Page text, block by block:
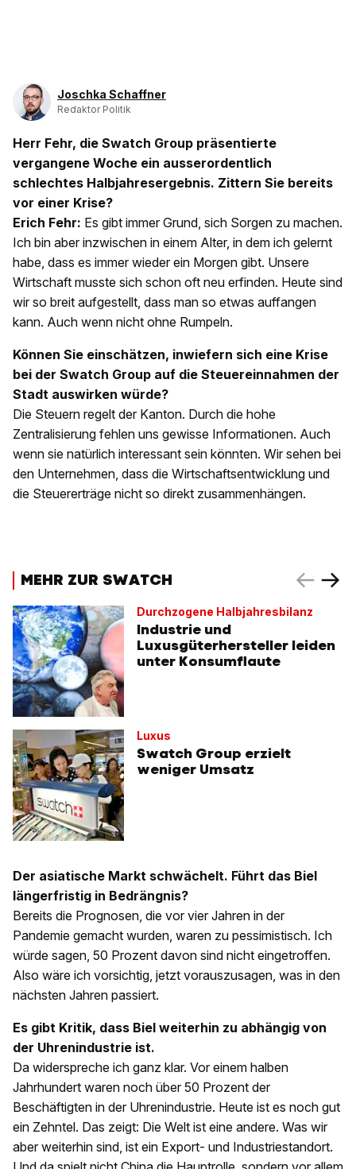
Joschka Schaffner
Redaktor Politik
Herr Fehr, die Swatch Group präsentierte
vergangene Woche ein ausserordentlich
schlechtes Halbjahresergebnis. Zittern Sie bereits
vor einer Krise?
Erich Fehr: Es gibt immer Grund, sich Sorgen zu machen.
Ich bin aber inzwischen in einem Alter, in dem ich gelernt
habe, dass es immer wieder ein Morgen gibt. Unsere
Wirtschaft musste sich schon oft neu erfinden. Heute sind
wir so breit aufgestellt, dass man so etwas auffangen
kann. Auch wenn nicht ohne Rumpeln.
Können Sie einschätzen, inwiefern sich eine Krise
bei der Swatch Group auf die Steuereinnahmen der
Stadt auswirken würde?
Die Steuern regelt der Kanton. Durch die hohe
Zentralisierung fehlen uns gewisse Informationen. Auch
wenn sie natürlich interessant sein könnten. Wir sehen bei
den Unternehmen, dass die Wirtschaftsentwicklung und
die Steuererträge nicht so direkt zusammenhängen.
MEHR ZUR SWATCH
Durchzogene Halbjahresbilanz
Industrie und
Luxusgüterhersteller leiden
unter Konsumflaute
Luxus
Swatch Group erzielt
weniger Umsatz
Der asiatische Markt schwächelt. Führt das Biel
längerfristig in Bedrängnis?
Bereits die Prognosen, die vor vier Jahren in der
Pandemie gemacht wurden, waren zu pessimistisch. Ich
würde sagen, 50 Prozent davon sind nicht eingetroffen.
Also wäre ich vorsichtig, jetzt vorauszusagen, was in den
nächsten Jahren passiert.
Es gibt Kritik, dass Biel weiterhin zu abhängig von
der Uhrenindustrie ist.
Da widerspreche ich ganz klar. Vor einem halben
Jahrhundert waren noch über 50 Prozent der
Beschäftigten in der Uhrenindustrie. Heute ist es noch gut
ein Zehntel. Das zeigt: Die Welt ist eine andere. Was wir
aber weiterhin sind, ist ein Export- und Industriestandort.